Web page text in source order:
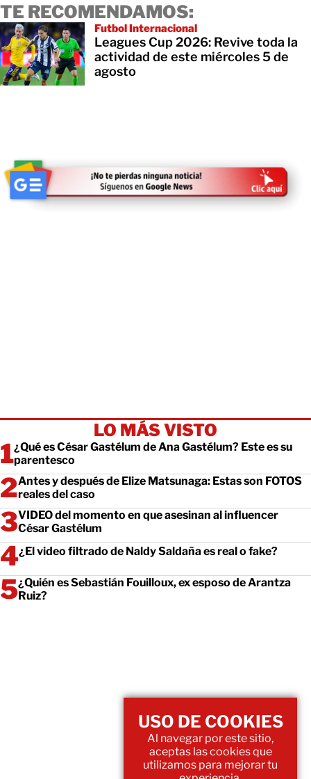
TE RECOMENDAMOS:
Futbol Internacional
Leagues Cup 2026: Revive toda la
actividad de este miércoles 5 de
agosto
LO MÁS VISTO
¿Qué es César Gastélum de Ana Gastélum? Este es su
parentesco
Antes y después de Elize Matsunaga: Estas son FOTOS
reales del caso
VIDEO del momento en que asesinan al influencer
César Gastélum
¿El video filtrado de Naldy Saldaña es real o fake?
¿Quién es Sebastián Fouilloux, ex esposo de Arantza
Ruiz?
USO DE COOKIES
Al navegar por este sitio,
aceptas las cookies que
utilizamos para mejorar tu